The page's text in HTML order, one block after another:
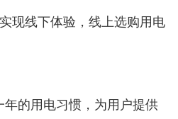
现线下体验，线上选购用电
年的用电习惯，为用户提供